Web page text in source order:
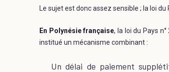
Le sujet est donc assez sensible ; la loi
En Polynésie française, la loi du Pays
institué un mécanisme combinant :
Un délai de paiement